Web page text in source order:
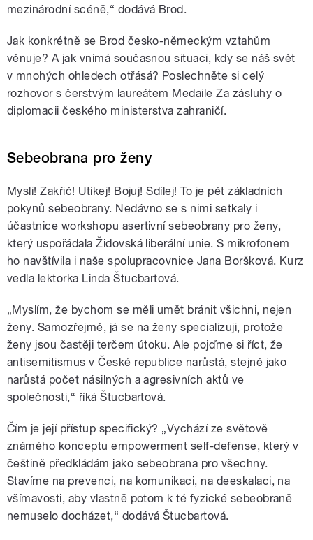
mezinárodní scéně,“ dodává Brod.
Jak konkrétně se Brod česko-německým vztahům
věnuje? A jak vnímá současnou situaci, kdy se náš svět
v mnohých ohledech otřásá? Poslechněte si celý
rozhovor s čerstvým laureátem Medaile Za zásluhy o
diplomacii českého ministerstva zahraničí.
Sebeobrana pro ženy
Mysli! Zakřič! Utíkej! Bojuj! Sdílej! To je pět základních
pokynů sebeobrany. Nedávno se s nimi setkaly i
účastnice workshopu asertivní sebeobrany pro ženy,
který uspořádala Židovská liberální unie. S mikrofonem
ho navštívila i naše spolupracovnice Jana Boršková. Kurz
vedla lektorka Linda Štucbartová.
„Myslím, že bychom se měli umět bránit všichni, nejen
ženy. Samozřejmě, já se na ženy specializuji, protože
ženy jsou častěji terčem útoku. Ale pojďme si říct, že
antisemitismus v České republice narůstá, stejně jako
narůstá počet násilných a agresivních aktů ve
společnosti,“ říká Štucbartová.
Čím je její přístup specifický? „Vychází ze světově
známého konceptu empowerment self-defense, který v
češtině předkládám jako sebeobrana pro všechny.
Stavíme na prevenci, na komunikaci, na deeskalaci, na
všímavosti, aby vlastně potom k té fyzické sebeobraně
nemuselo docházet,“ dodává Štucbartová.